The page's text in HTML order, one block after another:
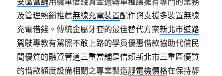
及管理熱銷推薦無線充電裝置配件與支援多裝置無線
充電借錢。傳統金屬牙套的最佳替代方案新北市道路
駕駛專教有駕照不敢上路的學員優惠借款協助代償民
間優質的融資管道三重當舖是信賴新北市三重區優質
的借款額度設備相關之專業製造靜電機價格在保持靜